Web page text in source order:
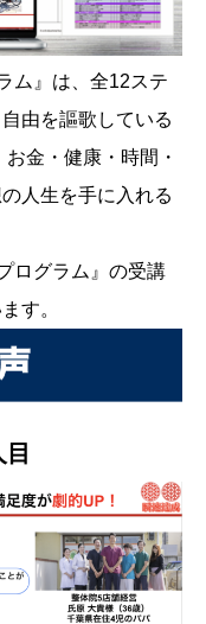
ム』は、全12ステ
由を謳歌している
金・健康・時間・
人生を手に入れる
ログラム』の受講
す。